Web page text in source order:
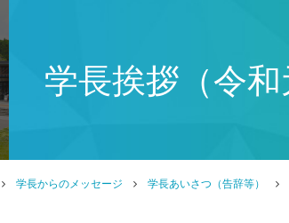
学長挨拶（令
学長からのメッセージ 学長あいさつ（告辞等）